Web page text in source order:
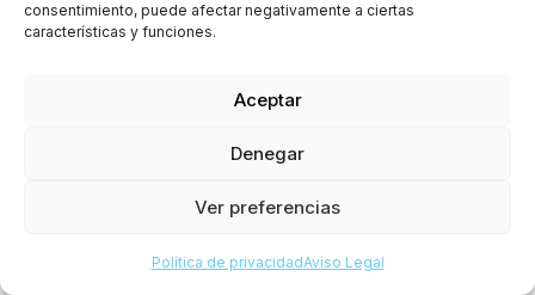
consentimiento, puede afectar negativamente a ciertas
características y funciones.
Aceptar
Denegar
Ver preferencias
Política de privacidadAviso Legal
¿Qué relación existe entre
Las organizaciones resilientes suelen mantener
frente a cambios y reducir impacto financiero